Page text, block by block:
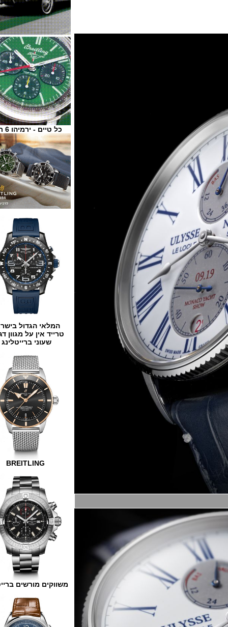
כל טיים - ירמיהו 6 ת"א
המלאי הגדול בישראל
טרייד אין על מגוון דגמים
שעוני ברייטלינג
BREITLING
משווקים מורשים ברייטלינג